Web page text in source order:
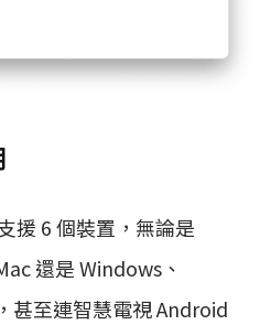
援 6 個裝置，無論是
還是 Windows、
至連智慧電視 Android